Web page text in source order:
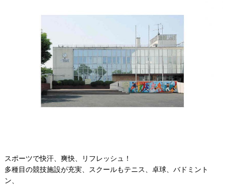
スポーツで快汗、爽快、リフレッシュ！
多種目の競技施設が充実、スクールもテニス、卓球、バドミント
ン、